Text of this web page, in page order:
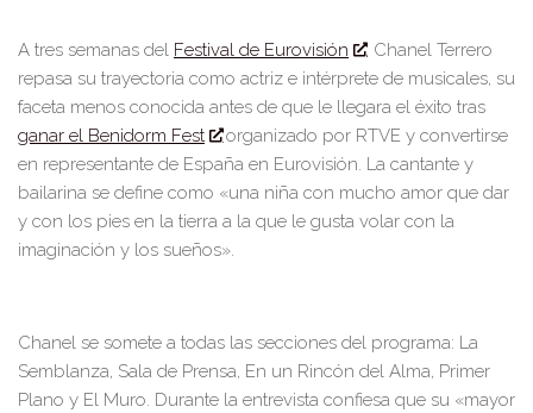
A tres semanas del Festival de Eurovisión
, Chanel Terrero
repasa su trayectoria como actriz e intérprete de musicales, su
faceta menos conocida antes de que le llegara el éxito tras
ganar el Benidorm Fest
organizado por RTVE y convertirse
en representante de España en Eurovisión. La cantante y
bailarina se define como «una niña con mucho amor que dar
y con los pies en la tierra a la que le gusta volar con la
imaginación y los sueños».
Chanel se somete a todas las secciones del programa: La
Semblanza, Sala de Prensa, En un Rincón del Alma, Primer
Plano y El Muro. Durante la entrevista confiesa que su «mayor